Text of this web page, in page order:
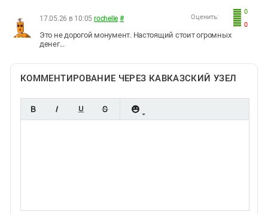
0
0
Оценить:
17.05.26 в 10:05 rochelle #
Это не дорогой монумент. Настоящий стоит огромных
денег...
КОММЕНТИРОВАНИЕ ЧЕРЕЗ КАВКАЗСКИЙ УЗЕЛ